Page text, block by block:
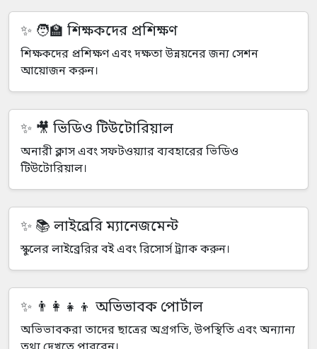
🧑‍🏫 শিক্ষকদের প্রশিক্ষণ
শিক্ষকদের প্রশিক্ষণ এবং দক্ষতা উন্নয়নের জন্য সেশন
আয়োজন করুন।
🎥 ভিডিও টিউটোরিয়াল
অনারী ক্লাস এবং সফটওয়্যার ব্যবহারের ভিডিও
টিউটোরিয়াল।
📚 লাইব্রেরি ম্যানেজমেন্ট
স্কুলের লাইব্রেরির বই এবং রিসোর্স ট্র্যাক করুন।
👨‍👩‍👧‍👦 অভিভাবক পোর্টাল
অভিভাবকরা তাদের ছাত্রের অগ্রগতি, উপস্থিতি এবং অন্যান্য